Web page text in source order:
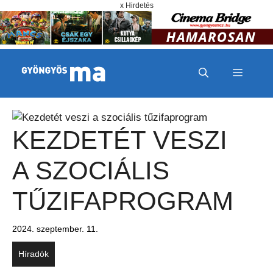
x Hirdetés
MENÜ
KEZDETÉT VESZI
A SZOCIÁLIS
TŰZIFAPROGRAM
2024. szeptember. 11.
Híradók